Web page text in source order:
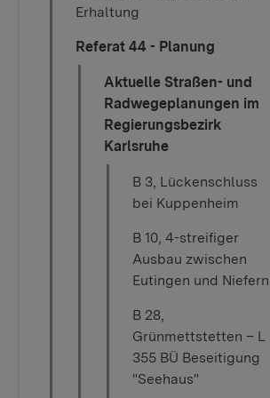
Erhaltung
Referat 44 - Planung
Aktuelle Straßen- und
Radwegeplanungen im
Regierungsbezirk
Karlsruhe
B 3, Lückenschluss
bei Kuppenheim
B 10, 4-streifiger
Ausbau zwischen
Eutingen und Niefern
B 28,
Grünmettstetten – L
355 BÜ Beseitigung
"Seehaus"